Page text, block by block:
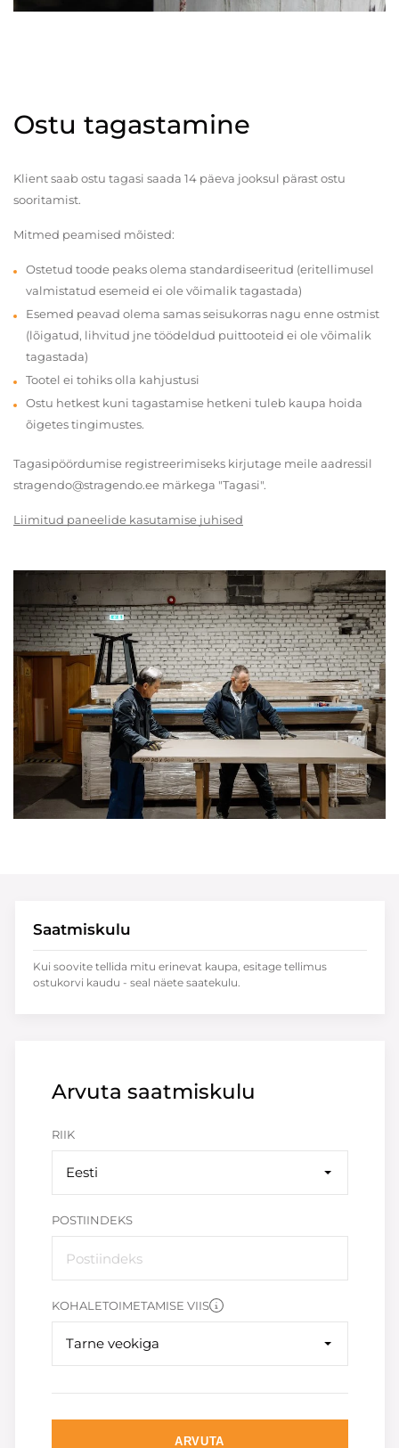
Ostu tagastamine
Klient saab ostu tagasi saada 14 päeva jooksul pärast ostu
sooritamist.
Mitmed peamised mõisted:
Ostetud toode peaks olema standardiseeritud (eritellimusel
valmistatud esemeid ei ole võimalik tagastada)
Esemed peavad olema samas seisukorras nagu enne ostmist
(lõigatud, lihvitud jne töödeldud puittooteid ei ole võimalik
tagastada)
Tootel ei tohiks olla kahjustusi
Ostu hetkest kuni tagastamise hetkeni tuleb kaupa hoida
õigetes tingimustes.
Tagasipöördumise registreerimiseks kirjutage meile aadressil
stragendo@stragendo.ee märkega "Tagasi".
Liimitud paneelide kasutamise juhised
Arvuta saatmiskulu
RIIK
Eesti
POSTIINDEKS
KOHALETOIMETAMISE VIIS
Tarne veokiga
ARVUTA
Saatmiskulu
Kui soovite tellida mitu erinevat kaupa, esitage tellimus
ostukorvi kaudu - seal näete saatekulu.